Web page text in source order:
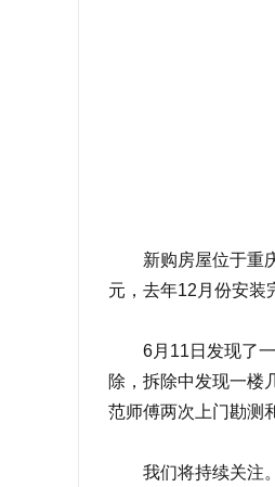
新购房屋位于重
元，去年12月份安装
6月11日发现了
除，拆除中发现一楼
范师傅两次上门勘测
我们将持续关注。